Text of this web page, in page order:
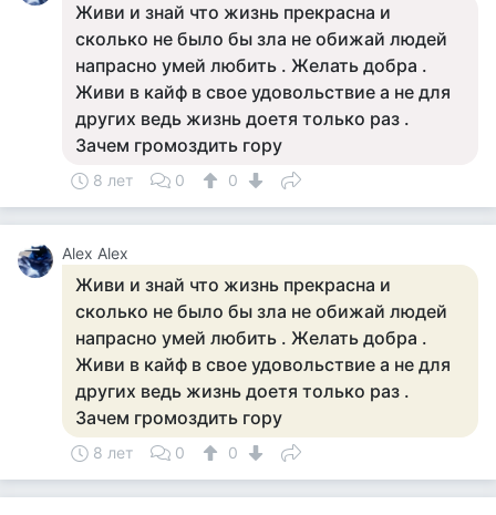
Живи и знай что жизнь прекрасна и
сколько не было бы зла не обижай людей
напрасно умей любить . Желать добра .
Живи в кайф в свое удовольствие а не для
других ведь жизнь доетя только раз .
Зачем громоздить гору
8 лет 0 0
Alex Alex
Живи и знай что жизнь прекрасна и
сколько не было бы зла не обижай людей
напрасно умей любить . Желать добра .
Живи в кайф в свое удовольствие а не для
других ведь жизнь доетя только раз .
Зачем громоздить гору
8 лет 0 0